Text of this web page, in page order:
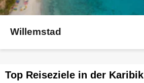
Willemstad
Top Reiseziele in der Karibik